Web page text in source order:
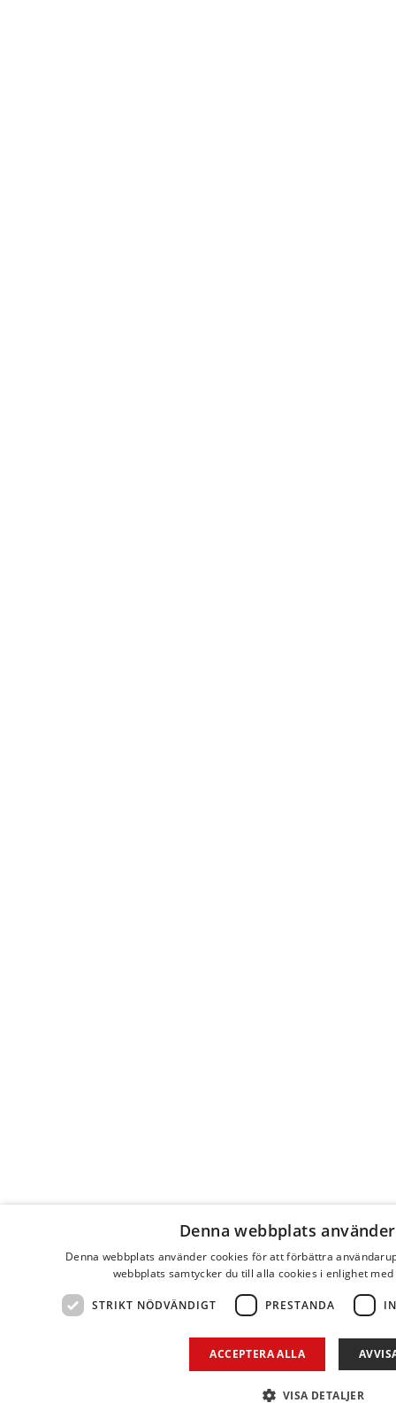
Denna webbplats
Denna webbplats använder cookies för att förbättra
webbplats samtycker du till alla cookies i enlighet
STRIKT NÖDVÄNDIGT PRESTANDA
ACCEPTERA ALLA
VISA DETALJER